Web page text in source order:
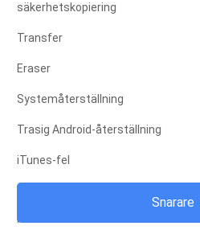
säkerhetskopiering
Transfer
Eraser
Systemåterställning
Trasig Android-återställning
iTunes-fel
iTunes
Snarare